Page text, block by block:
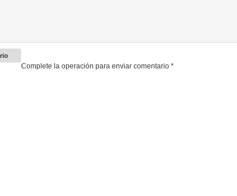
Complete la operación para enviar comentario *